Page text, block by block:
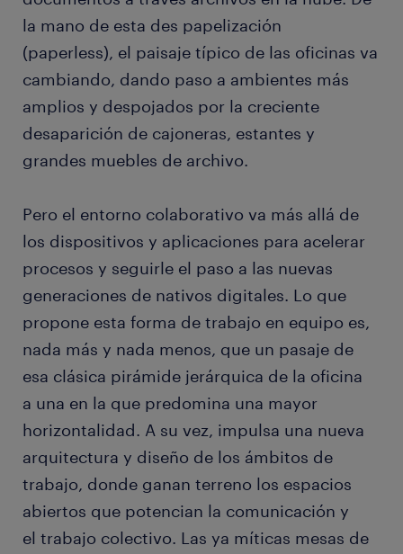
la mano de esta des papelización
(paperless), el paisaje típico de las oficinas va
cambiando, dando paso a ambientes más
amplios y despojados por la creciente
desaparición de cajoneras, estantes y
grandes muebles de archivo.
Pero el entorno colaborativo va más allá de
los dispositivos y aplicaciones para acelerar
procesos y seguirle el paso a las nuevas
generaciones de nativos digitales. Lo que
propone esta forma de trabajo en equipo es,
nada más y nada menos, que un pasaje de
esa clásica pirámide jerárquica de la oficina
a una en la que predomina una mayor
horizontalidad. A su vez, impulsa una nueva
arquitectura y diseño de los ámbitos de
trabajo, donde ganan terreno los espacios
abiertos que potencian la comunicación y
el trabajo colectivo. Las ya míticas mesas de